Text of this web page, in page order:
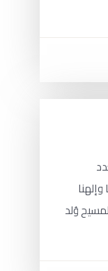
2009العدد
وُلد